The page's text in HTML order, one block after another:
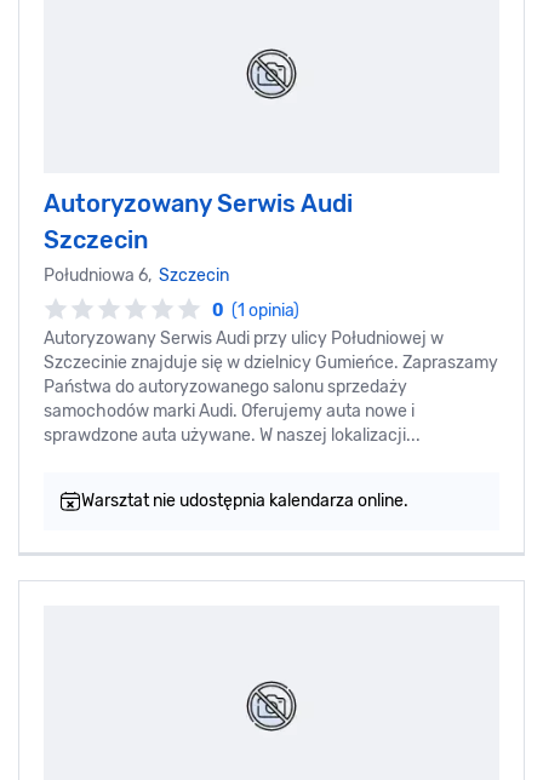
Autoryzowany Serwis Audi
Szczecin
Południowa 6, Szczecin
0 (1 opinia)
Autoryzowany Serwis Audi przy ulicy Południowej w
Szczecinie znajduje się w dzielnicy Gumieńce. Zapraszamy
Państwa do autoryzowanego salonu sprzedaży
samochodów marki Audi. Oferujemy auta nowe i
sprawdzone auta używane. W naszej lokalizacji...
Warsztat nie udostępnia kalendarza online.